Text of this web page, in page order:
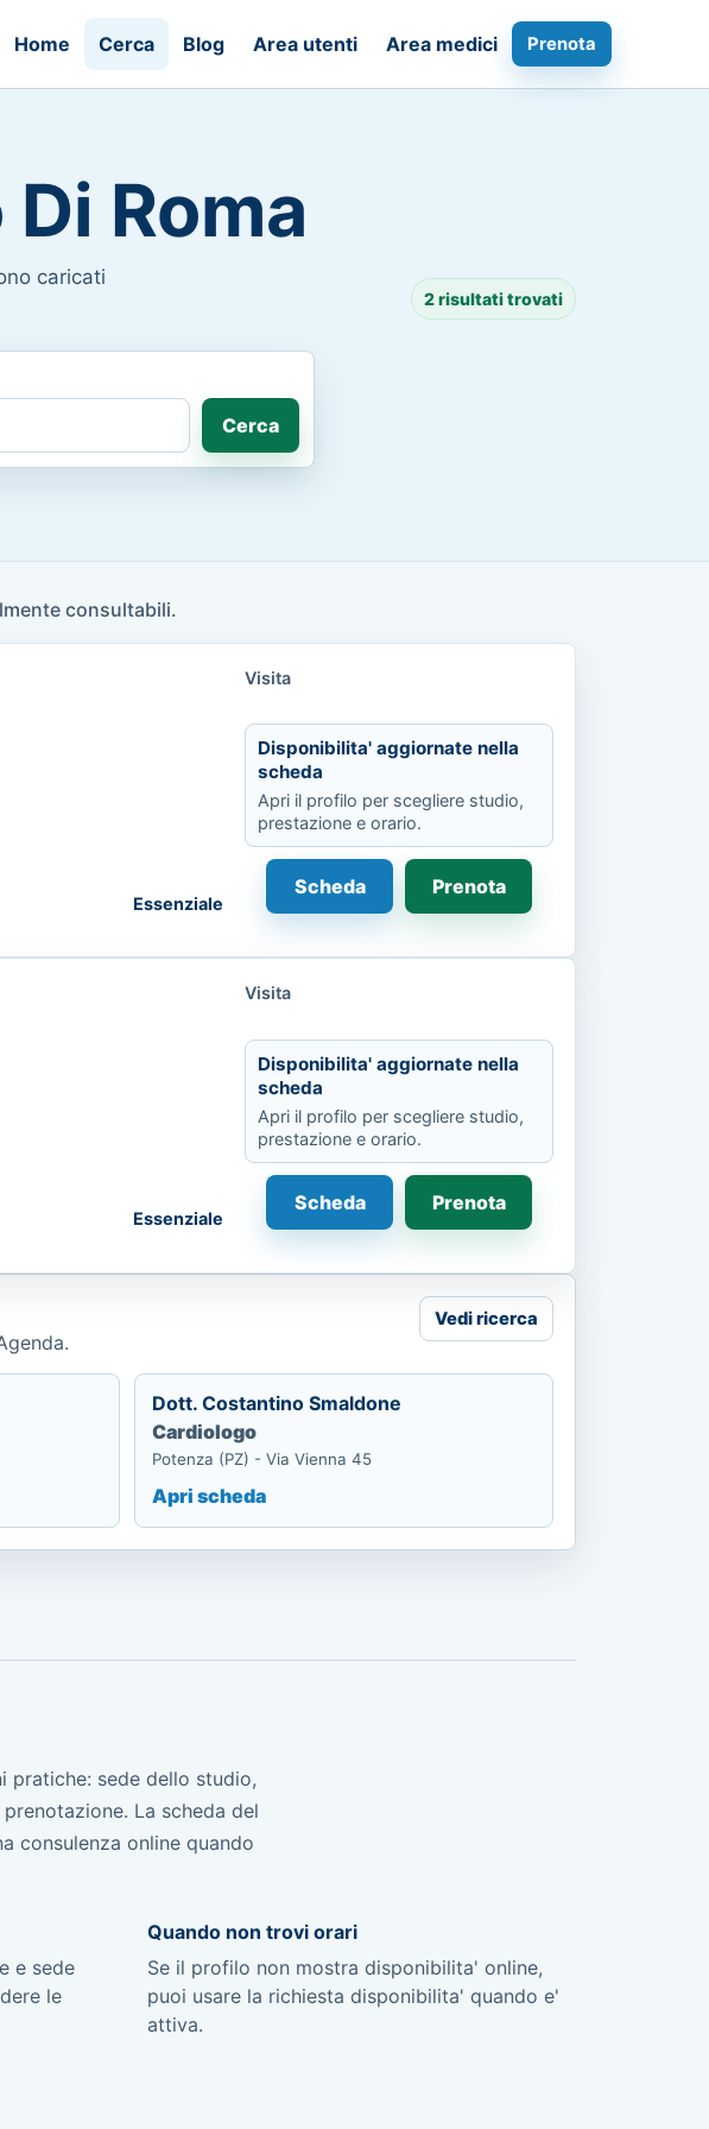
Home Cerca Blog Area utenti Area medici Prenota
Roma
caricati
2 risultati trovati
Cerca
consultabili.
Essenziale
Visita
Disponibilita' aggiornate nella
scheda
Apri il profilo per scegliere studio,
prestazione e orario.
Scheda Prenota
Essenziale
Visita
Disponibilita' aggiornate nella
scheda
Apri il profilo per scegliere studio,
prestazione e orario.
Scheda Prenota
Vedi ricerca
Dott. Costantino Smaldone
Cardiologo
Potenza (PZ) - Via Vienna 45
Apri scheda
pratiche: sede dello studio,
La scheda del
consulenza online quando
e sede
le
Quando non trovi orari
Se il profilo non mostra disponibilita' online,
puoi usare la richiesta disponibilita' quando e'
attiva.